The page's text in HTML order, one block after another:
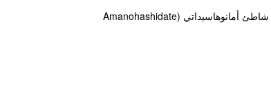
يتمتع مكان إقامة "Amano Hashidate Hotel" بموقع جيد في حي Amanohashidate Onsen في ميازو حيث يبعد مسافة 700 م عن شاطئ أمانوهاسيداتي (Amanohashidate